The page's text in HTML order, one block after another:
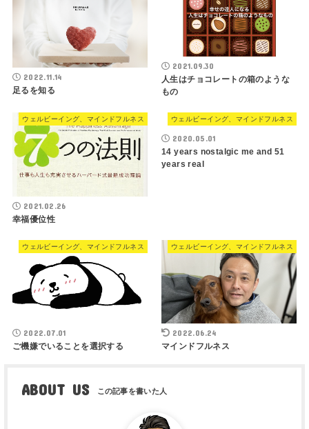
2022.11.14
足るを知る
2021.09.30
人生はチョコレートの箱のような
もの
ウェルビーイング、マインドフルネス
2021.02.26
幸福優位性
ウェルビーイング、マインドフルネス
2020.05.01
14 years nostalgic me and 51
years real
ウェルビーイング、マインドフルネス
2022.07.01
ご機嫌でいることを選択する
ウェルビーイング、マインドフルネス
2022.06.24
マインドフルネス
ABOUT US